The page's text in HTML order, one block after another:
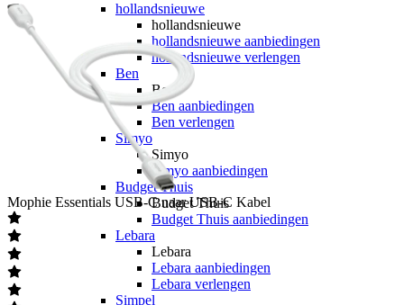
hollandsnieuwe
hollandsnieuwe
hollandsnieuwe aanbiedingen
hollandsnieuwe verlengen
Ben
Ben
Ben aanbiedingen
Ben verlengen
Simyo
Simyo
Simyo aanbiedingen
Budget Thuis
Budget Thuis
Budget Thuis aanbiedingen
Lebara
Lebara
Lebara aanbiedingen
Lebara verlengen
Simpel
Mophie Essentials USB-C naar USB-C Kabel